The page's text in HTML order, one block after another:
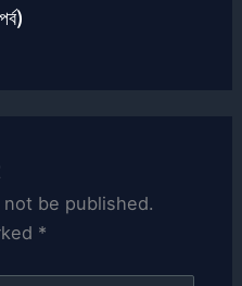
be published.
*